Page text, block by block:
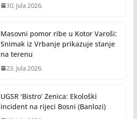
30. Jula 2026.
Masovni pomor ribe u Kotor Varoši:
Snimak iz Vrbanje prikazuje stanje
na terenu
23. Jula 2026.
UGSR ‘Bistro’ Zenica: Ekološki
incident na rijeci Bosni (Banlozi)